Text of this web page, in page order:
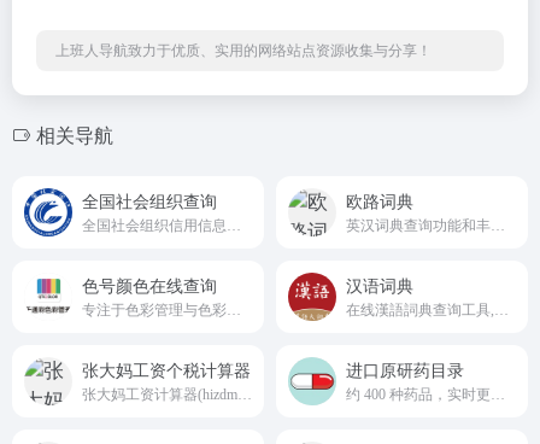
上班人导航致力于优质、实用的网络站点资源收集与分享！
相关导航
全国社会组织查询 欧路词典
色号颜色在线查询 汉语词典
张大妈工资个税计算器 进口原研药目录